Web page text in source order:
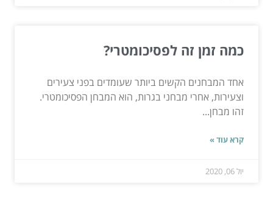
כמה זמן זה לפסיכומטרי?
אחד המבחנים הקשים ביותר שעומדים בפני צעירים
וצעירות, אחרי מבחני בגרות, הוא המבחן הפסיכומטרי.
זהו מבחן...
קרא עוד »
יול 06, 2020